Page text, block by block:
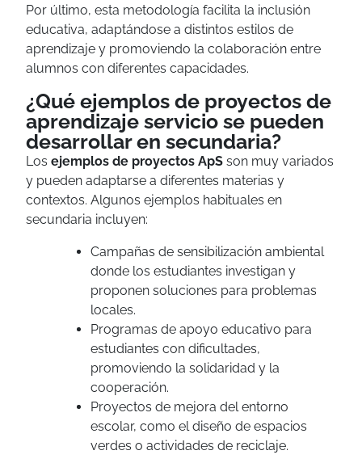
Por último, esta metodología facilita la inclusión
educativa, adaptándose a distintos estilos de
aprendizaje y promoviendo la colaboración entre
alumnos con diferentes capacidades.
¿Qué ejemplos de proyectos de
aprendizaje servicio se pueden
desarrollar en secundaria?
Los ejemplos de proyectos ApS son muy variados
y pueden adaptarse a diferentes materias y
contextos. Algunos ejemplos habituales en
secundaria incluyen:
Campañas de sensibilización ambiental
donde los estudiantes investigan y
proponen soluciones para problemas
locales.
Programas de apoyo educativo para
estudiantes con dificultades,
promoviendo la solidaridad y la
cooperación.
Proyectos de mejora del entorno
escolar, como el diseño de espacios
verdes o actividades de reciclaje.